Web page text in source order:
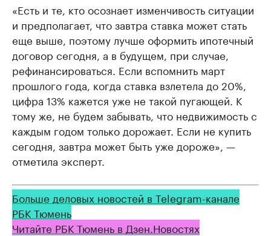
«Есть и те, кто осознает изменчивость ситуации
и предполагает, что завтра ставка может стать
еще выше, поэтому лучше оформить ипотечный
договор сегодня, а в будущем, при случае,
рефинансироваться. Если вспомнить март
прошлого года, когда ставка взлетела до 20%,
цифра 13% кажется уже не такой пугающей. К
тому же, не будем забывать, что недвижимость с
каждым годом только дорожает. Если не купить
сегодня, завтра может быть уже дороже», —
отметила эксперт.
Больше деловых новостей в Telegram-канале
РБК Тюмень
Читайте РБК Тюмень в Дзен.Новостях